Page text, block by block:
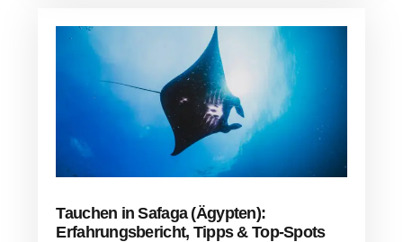
Tauchen in Safaga (Ägypten):
Erfahrungsbericht, Tipps & Top-Spots